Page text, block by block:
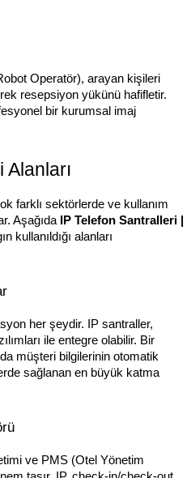
Operatör), arayan kişileri
resepsiyon yükünü hafifletir.
bir kurumsal imaj
Alanları
farklı sektörlerde ve kullanım
Aşağıda
IP Telefon Santralleri |
kullanıldığı alanları
her şeydir. IP santraller,
ile entegre olabilir. Bir
müşteri bilgilerinin otomatik
sağlanan en büyük katma
ve PMS (Otel Yönetim